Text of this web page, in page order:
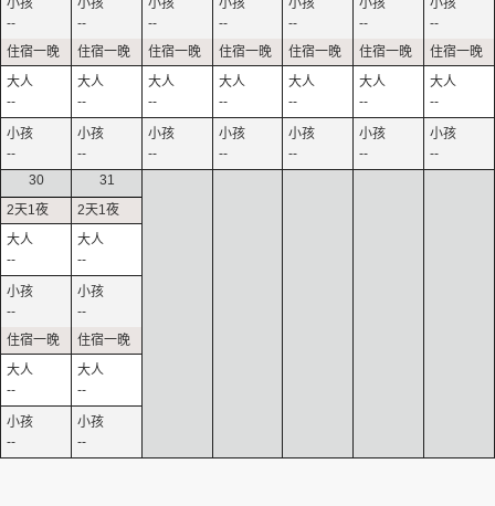
--
--
--
--
--
--
--
--
--
--
--
--
--
--
--
--
--
--
--
--
--
30
--
--
--
--
31
--
--
--
--